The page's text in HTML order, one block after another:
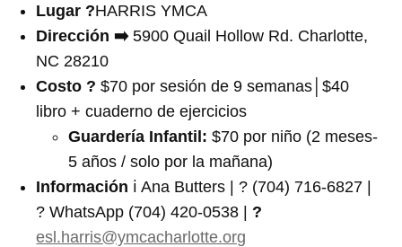
Lugar ?HARRIS YMCA
Dirección ➡️5900 Quail Hollow Rd. Charlotte,
NC 28210
Costo ? $70 por sesión de 9 semanas│$40
libro + cuaderno de ejercicios
Guardería Infantil: $70 por niño (2 meses-
5 años / solo por la mañana)
Información ℹ️ Ana Butters | ? (704) 716-6827 |
? WhatsApp (704) 420-0538 | ?
esl.harris@ymcacharlotte.org